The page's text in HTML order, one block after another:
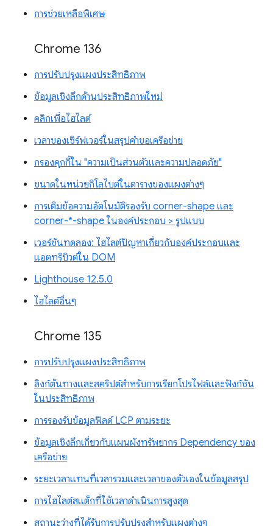
การช่วยเหลือพิเศษ
Chrome 136
การปรับปรุงแผงประสิทธิภาพ
ข้อมูลเชิงลึกด้านประสิทธิภาพใหม่
คลิกเพื่อไฮไลต์
เวลาของเซิร์ฟเวอร์ในสรุปคำขอเครือข่าย
กรองคุกกี้ใน "ความเป็นส่วนตัวและความปลอดภัย"
ขนาดในหน่วยกิโลไบต์ในตารางของแผงต่างๆ
การเติมข้อความอัตโนมัติรองรับ corner-shape และ
corner-*-shape ในองค์ประกอบ > รูปแบบ
เวอร์ชันทดลอง: ไฮไลต์ปัญหาเกี่ยวกับองค์ประกอบและ
แอตทริบิวต์ใน DOM
Lighthouse 12.5.0
ไฮไลต์อื่นๆ
Chrome 135
การปรับปรุงแผงประสิทธิภาพ
ลิงก์ต้นทางและสคริปต์สำหรับการเรียกโปรไฟล์และฟังก์ชัน
ในประสิทธิภาพ
การรองรับข้อมูลฟิลด์ LCP ตามระยะ
ข้อมูลเชิงลึกเกี่ยวกับแผนผังทรัพยากร Dependency ของ
เครือข่าย
ระยะเวลาแทนที่เวลารวมและเวลาของตัวเองในข้อมูลสรุป
การไฮไลต์สแต็กที่ใช้เวลาดำเนินการสูงสุด
สถานะว่างที่ได้รับการปรับปรุงสำหรับแผงต่างๆ